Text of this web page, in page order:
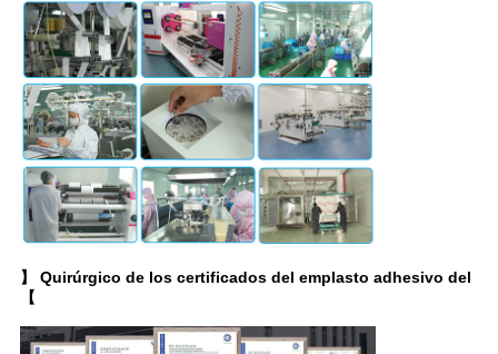
】 Quirúrgico de los certificados del emplasto adhesivo del
【